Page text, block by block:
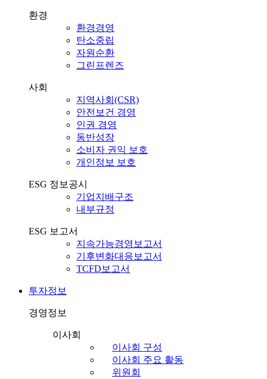
환경
환경경영
탄소중립
자원순환
그린프렌즈
사회
지역사회(CSR)
안전보건 경영
인권 경영
동반성장
소비자 권익 보호
개인정보 보호
ESG 정보공시
기업지배구조
내부규정
ESG 보고서
지속가능경영보고서
기후변화대응보고서
TCFD보고서
투자정보
경영정보
이사회
이사회 구성
이사회 주요 활동
위원회